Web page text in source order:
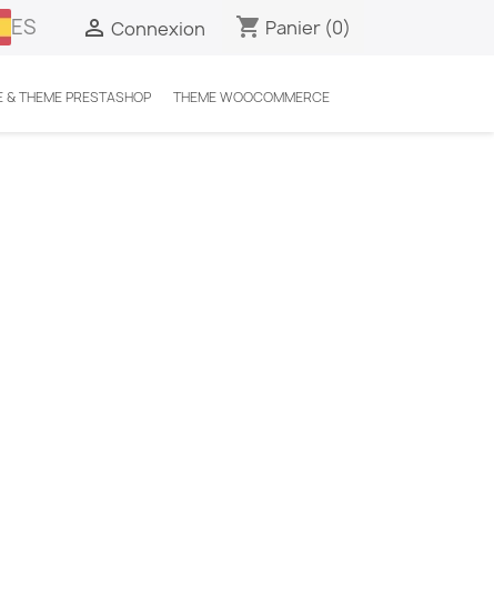
ES  Connexion shopping_cart Panier (0)
& THEME PRESTASHOP THEME WOOCOMMERCE